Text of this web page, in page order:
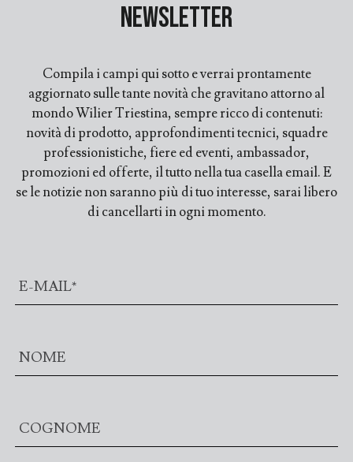
Newsletter
Compila i campi qui sotto e verrai prontamente
aggiornato sulle tante novità che gravitano attorno al
mondo Wilier Triestina, sempre ricco di contenuti:
novità di prodotto, approfondimenti tecnici, squadre
professionistiche, fiere ed eventi, ambassador,
promozioni ed offerte, il tutto nella tua casella email. E
se le notizie non saranno più di tuo interesse, sarai libero
di cancellarti in ogni momento.